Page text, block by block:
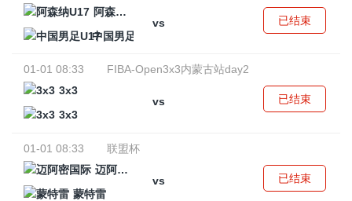
阿森纳U17
vs
中国男足U17
已结束
01-01 08:33
FIBA-Open3x3内蒙古站day2
3x3
vs
3x3
已结束
01-01 08:33
联盟杯
迈阿密国际
vs
蒙特雷
已结束